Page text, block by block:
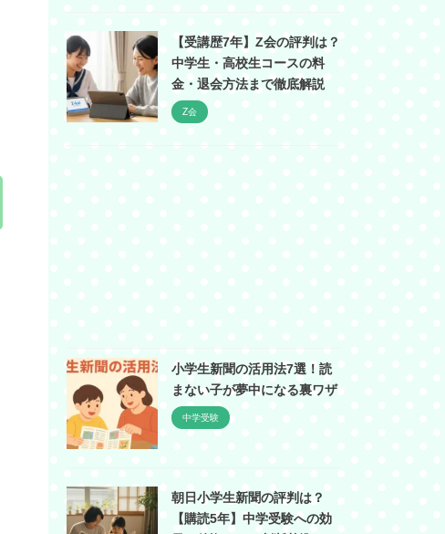
【受講歴7年】Z会の評判は？
中学生・高校生コースの料
金・退会方法まで徹底解説
Z会
小学生新聞の活用法7選！読
まない子が夢中になる裏ワザ
中学受験
朝日小学生新聞の評判は？
【購読5年】中学受験への効